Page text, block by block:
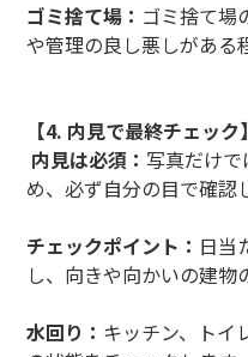
ゴミ捨て場： ゴミ捨て場
や管理の良し悪しがある
【4. 内見で最終チェック】
内見は必須：写真だけ
め、必ず自分の目で確認
チェックポイント： 日当
し、向きや向かいの建物
水回り： キッチン、トイ